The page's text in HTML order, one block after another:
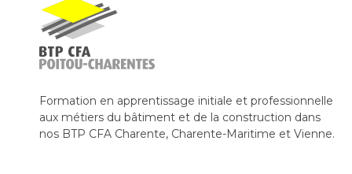
Formation en apprentissage initiale et professionnelle
aux métiers du bâtiment et de la construction dans
nos BTP CFA Charente, Charente-Maritime et Vienne.